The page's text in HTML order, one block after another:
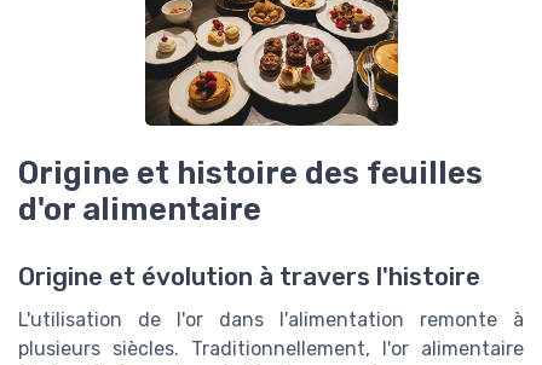
Origine et histoire des feuilles
d'or alimentaire
Origine et évolution à travers l'histoire
L'utilisation de l'or dans l'alimentation remonte à
plusieurs siècles. Traditionnellement, l'or alimentaire